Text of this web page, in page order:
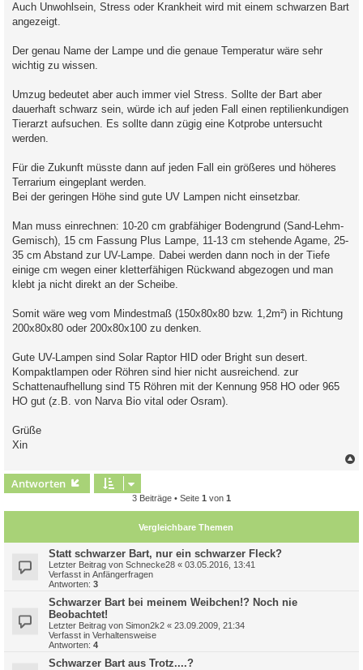
Auch Unwohlsein, Stress oder Krankheit wird mit einem schwarzen Bart
angezeigt.
Der genau Name der Lampe und die genaue Temperatur wäre sehr
wichtig zu wissen.
Umzug bedeutet aber auch immer viel Stress. Sollte der Bart aber
dauerhaft schwarz sein, würde ich auf jeden Fall einen reptilienkundigen
Tierarzt aufsuchen. Es sollte dann zügig eine Kotprobe untersucht
werden.
Für die Zukunft müsste dann auf jeden Fall ein größeres und höheres
Terrarium eingeplant werden.
Bei der geringen Höhe sind gute UV Lampen nicht einsetzbar.
Man muss einrechnen: 10-20 cm grabfähiger Bodengrund (Sand-Lehm-
Gemisch), 15 cm Fassung Plus Lampe, 11-13 cm stehende Agame, 25-
35 cm Abstand zur UV-Lampe. Dabei werden dann noch in der Tiefe
einige cm wegen einer kletterfähigen Rückwand abgezogen und man
klebt ja nicht direkt an der Scheibe.
Somit wäre weg vom Mindestmaß (150x80x80 bzw. 1,2m²) in Richtung
200x80x80 oder 200x80x100 zu denken.
Gute UV-Lampen sind Solar Raptor HID oder Bright sun desert.
Kompaktlampen oder Röhren sind hier nicht ausreichend. zur
Schattenaufhellung sind T5 Röhren mit der Kennung 958 HO oder 965
HO gut (z.B. von Narva Bio vital oder Osram).
Grüße
Xin
Antworten
3 Beiträge • Seite 1 von 1
Vergleichbare Themen
Statt schwarzer Bart, nur ein schwarzer Fleck?
Letzter Beitrag von Schnecke28 « 03.05.2016, 13:41
Verfasst in Anfängerfragen
Antworten: 3
Schwarzer Bart bei meinem Weibchen!? Noch nie
Beobachtet!
Letzter Beitrag von Simon2k2 « 23.09.2009, 21:34
Verfasst in Verhaltensweise
Antworten: 4
Schwarzer Bart aus Trotz....?